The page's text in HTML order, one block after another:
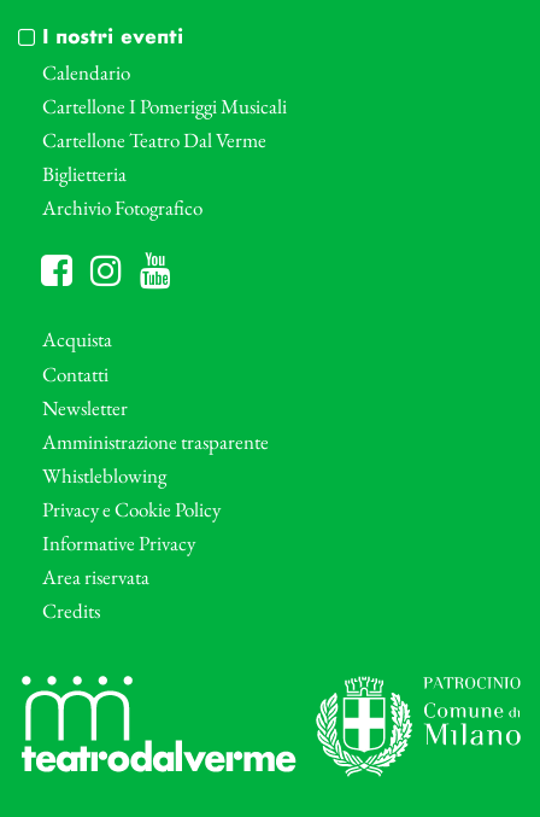
I nostri eventi
Calendario
Cartellone I Pomeriggi Musicali
Cartellone Teatro Dal Verme
Biglietteria
Archivio Fotografico
Acquista
Contatti
Newsletter
Amministrazione trasparente
Whistleblowing
Privacy e Cookie Policy
Informative Privacy
Area riservata
Credits